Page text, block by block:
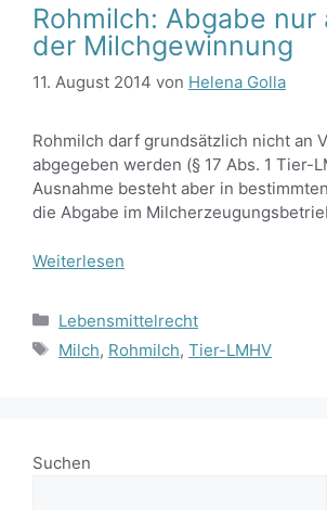
Rohmilch: Abgabe nur
der Milchgewinnung
11. August 2014 von Helena Golla
Rohmilch darf grundsätzlich nicht an
abgegeben werden (§ 17 Abs. 1 Tier-
Ausnahme besteht aber in
die Abgabe im
Weiterlesen
Kategorien
Lebensmittelrecht
Schlagwörter
Milch, Rohmilch, Tier-LMHV
Suchen